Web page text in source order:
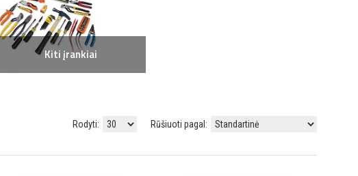
Kiti įrankiai
Rodyti: Rūšiuoti pagal: